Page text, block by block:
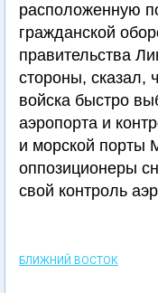
расположенную
гражданской
правительства
стороны, сказал,
войска быстро
аэропорта и
и морской порты
оппозиционеры
свой контроль
БЛИЖНИЙ ВОСТОК